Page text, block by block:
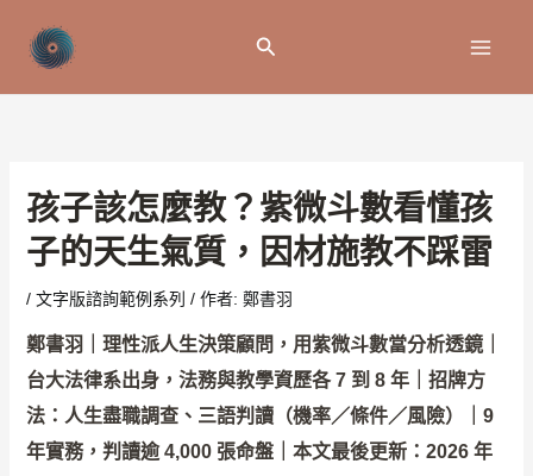
要
搜
孩子該怎麼教？紫微斗數看懂孩
子的天生氣質，因材施教不踩雷
/ 文字版諮詢範例系列 / 作者: 鄭書羽
鄭書羽｜理性派人生決策顧問，用紫微斗數當分析透鏡｜
台大法律系出身，法務與教學資歷各 7 到 8 年｜招牌方
法：人生盡職調查、三語判讀（機率／條件／風險）｜9
年實務，判讀逾 4,000 張命盤｜本文最後更新：2026 年